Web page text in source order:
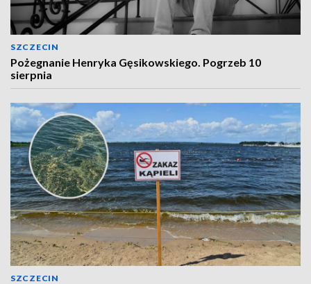
SZCZECIN
Pożegnanie Henryka Gęsikowskiego. Pogrzeb 10
sierpnia
SZCZECIN